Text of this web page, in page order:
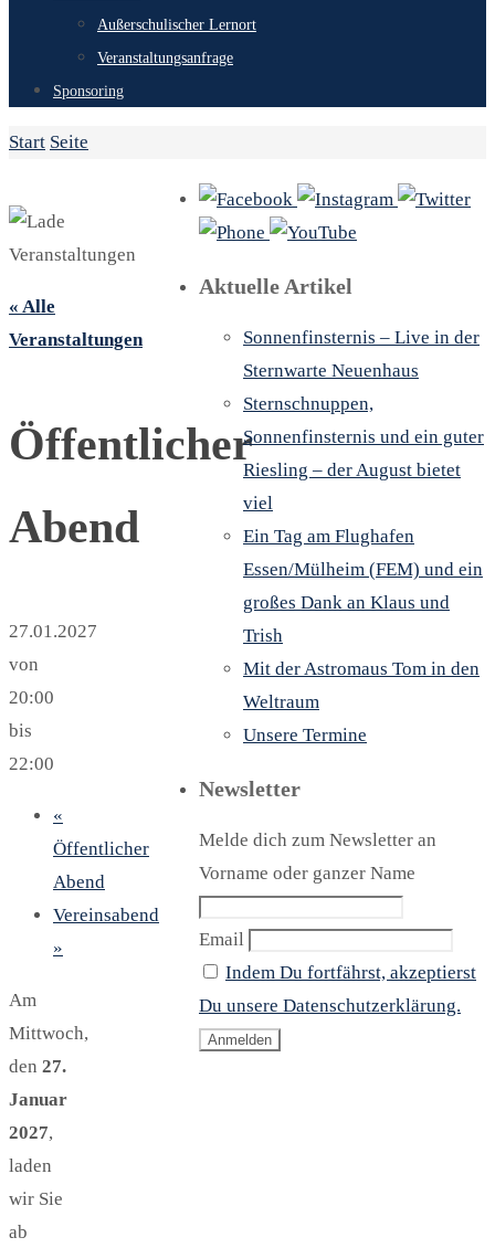
Außerschulischer Lernort
Veranstaltungsanfrage
Sponsoring
Start Seite
« Alle
Veranstaltungen
Öffentlicher
Abend
27.01.2027
von
20:00
bis
22:00
«
Öffentlicher
Abend
Vereinsabend
»
Am
Mittwoch,
den 27.
Januar
2027,
laden
wir Sie
ab
Aktuelle Artikel
Sonnenfinsternis – Live in der
Sternwarte Neuenhaus
Sternschnuppen,
Sonnenfinsternis und ein guter
Riesling – der August bietet
viel
Ein Tag am Flughafen
Essen/Mülheim (FEM) und ein
großes Dank an Klaus und
Trish
Mit der Astromaus Tom in den
Weltraum
Unsere Termine
Newsletter
Melde dich zum Newsletter an
Vorname oder ganzer Name
Email
Indem Du fortfährst, akzeptierst
Du unsere Datenschutzerklärung.